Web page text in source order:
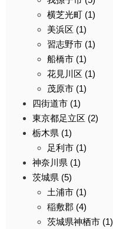
横芝光町 (1)
美浜区 (1)
習志野市 (1)
船橋市 (1)
花見川区 (1)
茂原市 (1)
四街道市 (1)
東京都足立区 (2)
栃木県 (1)
足利市 (1)
神奈川県 (1)
茨城県 (5)
土浦市 (1)
稲敷郡 (4)
茨城県神栖市 (1)